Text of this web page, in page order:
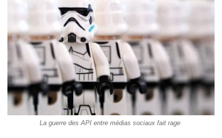
La guerre des API entre médias sociaux fait rage